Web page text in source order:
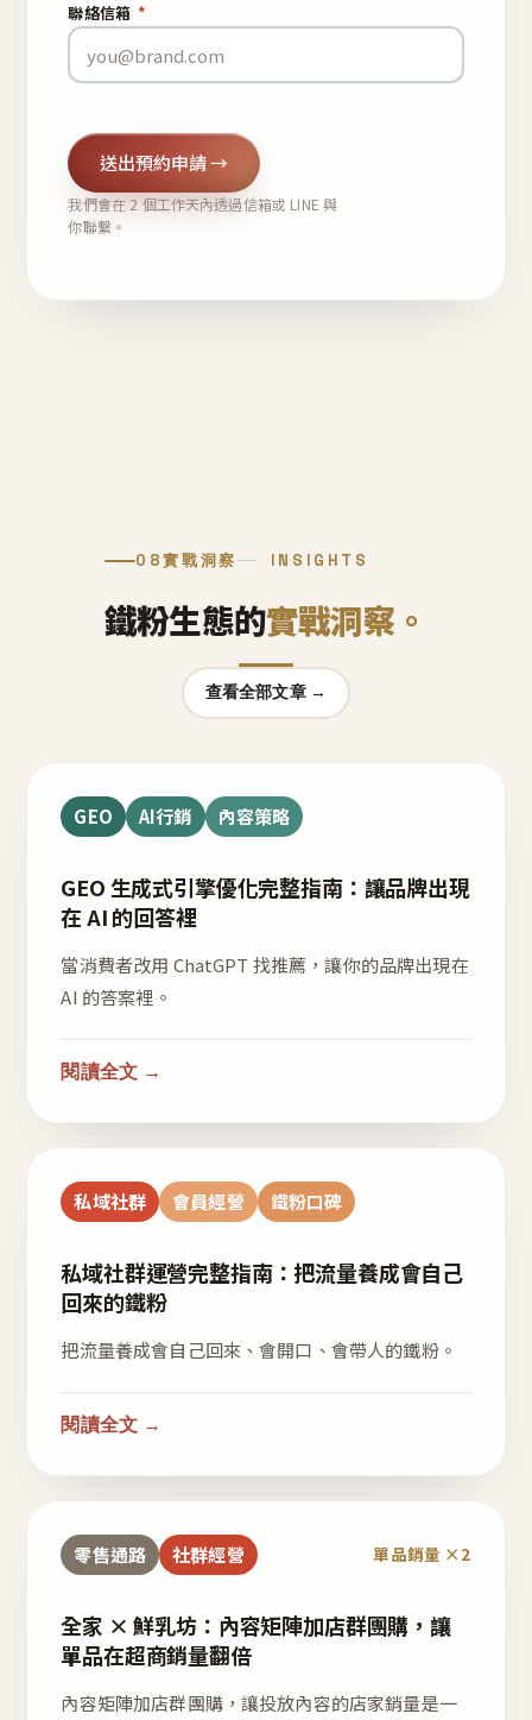
聯絡信箱 *
送出預約申請 →
我們會在 2 個工作天內透過信箱或 LINE 與
你聯繫。
08實戰洞察 INSIGHTS
鐵粉生態的實戰洞察。
查看全部文章 →
GEO AI行銷 內容策略
GEO 生成式引擎優化完整指南：讓品牌出現
在 AI 的回答裡
當消費者改用 ChatGPT 找推薦，讓你的品牌出現在
AI 的答案裡。
閱讀全文 →
私域社群 會員經營 鐵粉口碑
私域社群運營完整指南：把流量養成會自己
回來的鐵粉
把流量養成會自己回來、會開口、會帶人的鐵粉。
閱讀全文 →
零售通路 社群經營 單品銷量 ×2
全家 × 鮮乳坊：內容矩陣加店群團購，讓
單品在超商銷量翻倍
內容矩陣加店群團購，讓投放內容的店家銷量是一